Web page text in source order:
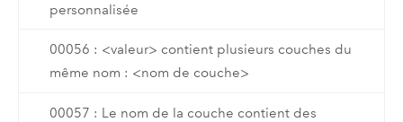
personnalisée
00056 : <valeur> contient plusieurs couches du
même nom : <nom de couche>
00057 : Le nom de la couche contient des